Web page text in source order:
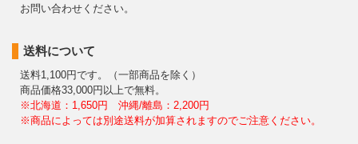
お問い合わせください。
送料について
送料1,100円です。（一部商品を除く）
商品価格33,000円以上で無料。
※北海道：1,650円 沖縄/離島：2,200円
※商品によっては別途送料が加算されますのでご注意ください。